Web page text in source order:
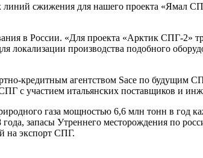
линий сжижения для нашего проекта «Ямал
в России. «Для проекта «Арктик СПГ-2»
локализации производства подобного
кредитным агентством Sace по будущим
с участием итальянских поставщиков и
газа мощностью 6,6 млн тонн в год
запасы Утреннего месторождения по
на экспорт СПГ.